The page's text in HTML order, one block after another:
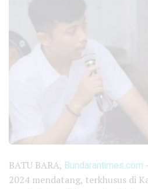
BATU BARA, Bundarantimes.com
2024 mendatang, terkhusus di